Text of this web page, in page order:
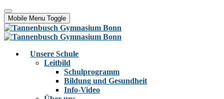
Mobile Menu Toggle
Unsere Schule
Leitbild
Schulprogramm
Bildung und Gesundheit
Info-Video